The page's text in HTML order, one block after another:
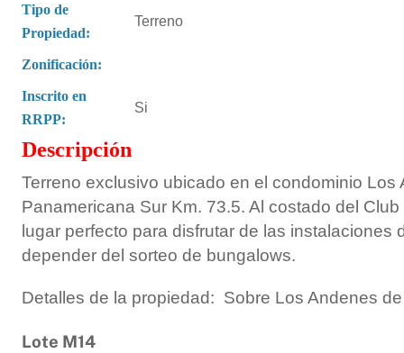
Tipo de
Propiedad:
Terreno
Zonificación:
Inscrito en
RRPP:
Si
Descripción
Terreno exclusivo ubicado en el condominio Los
Panamericana Sur Km. 73.5. Al costado del
lugar perfecto para disfrutar de las instalaciones
depender del sorteo de bungalows.
Detalles de la propiedad: Sobre Los Andenes
Lote M14